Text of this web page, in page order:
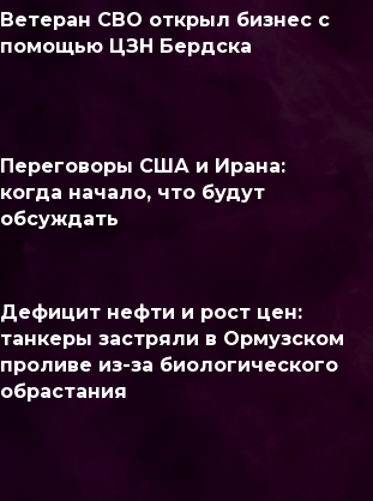
Ветеран СВО открыл бизнес с
помощью ЦЗН Бердска
Переговоры США и Ирана:
когда начало, что будут
обсуждать
Дефицит нефти и рост цен:
танкеры застряли в Ормузском
проливе из-за биологического
обрастания